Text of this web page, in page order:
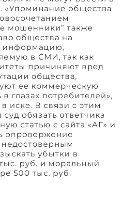
«Упоминание общества
мошенники” также
общества на
информацию,
в СМИ, так как
причиняют вред
общества,
ее коммерческую
в глазах потребителей»,
иске. В связи с этим
обязать ответчика
статью с сайта «АГ» и
опровержение
убытки в
руб. и моральный
500 тыс. руб.